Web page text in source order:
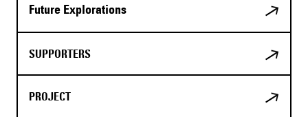
Future Explorations
SUPPORTERS
PROJECT